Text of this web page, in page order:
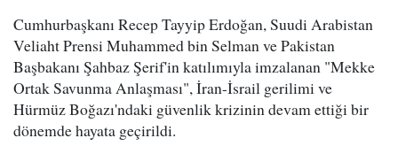
Cumhurbaşkanı Recep Tayyip Erdoğan, Suudi Arabistan
Veliaht Prensi Muhammed bin Selman ve Pakistan
Başbakanı Şahbaz Şerif'in katılımıyla imzalanan "Mekke
Ortak Savunma Anlaşması", İran-İsrail gerilimi ve
Hürmüz Boğazı'ndaki güvenlik krizinin devam ettiği bir
dönemde hayata geçirildi.